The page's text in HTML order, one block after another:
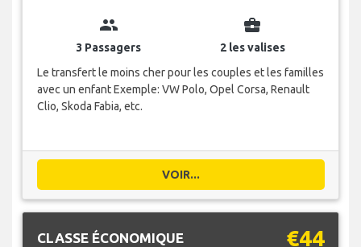
group
3 Passagers
business_center
2 les valises
Le transfert le moins cher pour les couples et les familles
avec un enfant Exemple: VW Polo, Opel Corsa, Renault
Clio, Skoda Fabia, etc.
VOIR...
CLASSE ÉCONOMIQUE €44